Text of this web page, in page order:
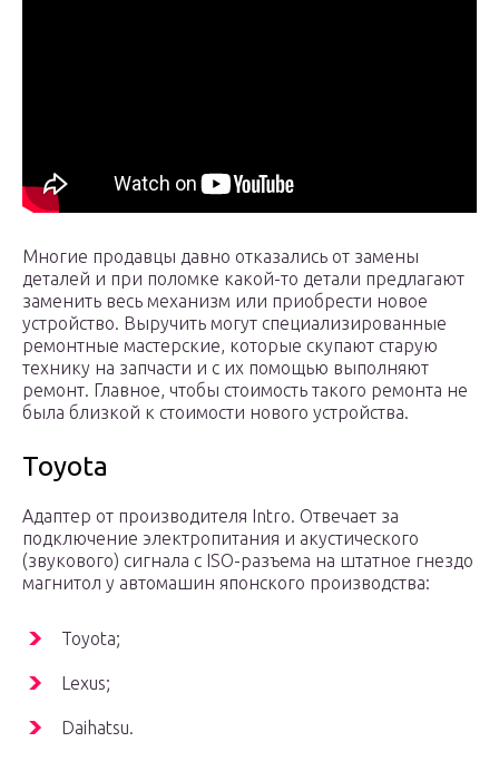
Многие продавцы давно отказались от замены
деталей и при поломке какой-то детали предлагают
заменить весь механизм или приобрести новое
устройство. Выручить могут специализированные
ремонтные мастерские, которые скупают старую
технику на запчасти и с их помощью выполняют
ремонт. Главное, чтобы стоимость такого ремонта не
была близкой к стоимости нового устройства.
Toyota
Адаптер от производителя Intro. Отвечает за
подключение электропитания и акустического
(звукового) сигнала с ISO-разъема на штатное гнездо
магнитол у автомашин японского производства:
Toyota;
Lexus;
Daihatsu.